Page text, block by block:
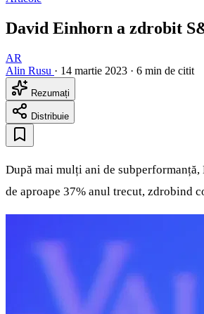
David Einhorn a zdrobit
AR
Alin Rusu · 14 martie 2023 · 6 min de citit
Rezumați
Distribuie
După mai mulți ani de
de aproape 37% anul trecut, zdrobind